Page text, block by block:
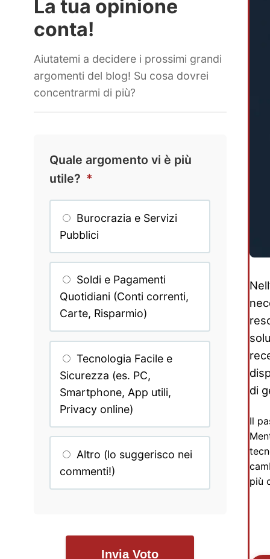
La tua opinione
conta!
Aiutatemi a decidere i prossimi grandi
argomenti del blog! Su cosa dovrei
concentrarmi di più?
Quale argomento vi è più
utile? *
Burocrazia e Servizi
Pubblici
Soldi e Pagamenti
Quotidiani (Conti correnti,
Carte, Risparmio)
Tecnologia Facile e
Sicurezza (es. PC,
Smartphone, App utili,
Privacy online)
Altro (lo suggerisco nei
commenti!)
Invia Voto
di
Il
più